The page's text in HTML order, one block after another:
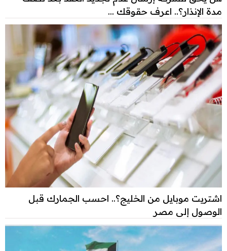
مدة الإنذار؟.. اعرف حقوقك ...
اشتريت موبايل من الخليج؟.. احسب الجمارك قبل
الوصول إلى مصر